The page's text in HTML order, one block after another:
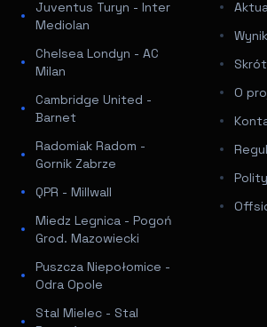
Juventus Turyn - Inter
Mediolan
Chelsea Londyn - AC
Milan
Cambridge United -
Barnet
Radomiak Radom -
Gornik Zabrze
QPR - Millwall
Miedz Legnica - Pogoń
Grod. Mazowiecki
Puszcza Niepołomice -
Odra Opole
Stal Mielec - Stal
O